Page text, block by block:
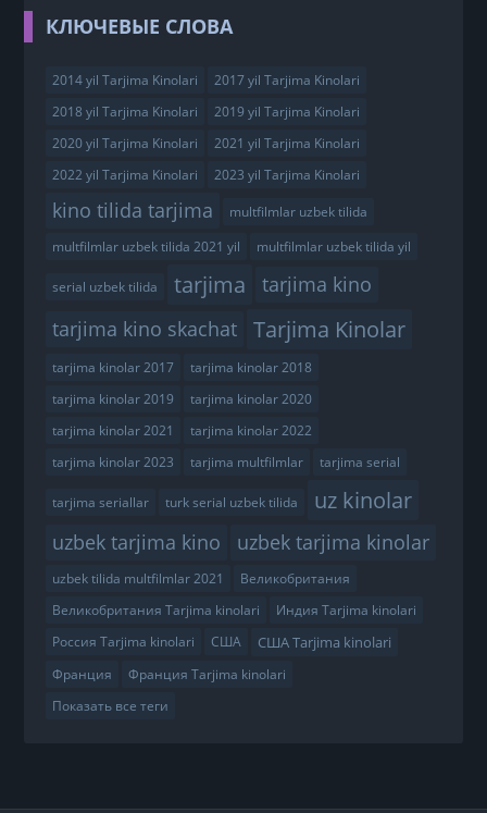
КЛЮЧЕВЫЕ СЛОВА
2014 yil Tarjima Kinolari
2017 yil Tarjima Kinolari
2018 yil Tarjima Kinolari
2019 yil Tarjima Kinolari
2020 yil Tarjima Kinolari
2021 yil Tarjima Kinolari
2022 yil Tarjima Kinolari
2023 yil Tarjima Kinolari
kino tilida tarjima
multfilmlar uzbek tilida
multfilmlar uzbek tilida 2021 yil
multfilmlar uzbek tilida yil
serial uzbek tilida tarjima
tarjima kino
tarjima kino skachat
Tarjima Kinolar
tarjima kinolar 2017
tarjima kinolar 2018
tarjima kinolar 2019
tarjima kinolar 2020
tarjima kinolar 2021
tarjima kinolar 2022
tarjima kinolar 2023
tarjima multfilmlar tarjima serial
tarjima seriallar turk serial uzbek tilida uz kinolar
uzbek tarjima kino uzbek tarjima kinolar
uzbek tilida multfilmlar 2021
Великобритания
Великобритания Tarjima kinolari
Индия Tarjima kinolari
Россия Tarjima kinolari
США США Tarjima kinolari
Франция
Франция Tarjima kinolari
Показать все теги